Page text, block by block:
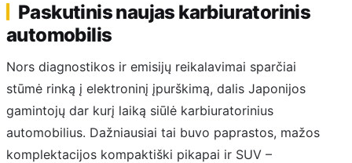
Paskutinis naujas karbiuratorinis
automobilis
Nors diagnostikos ir emisijų reikalavimai sparčiai
stūmė rinką į elektroninį įpurškimą, dalis Japonijos
gamintojų dar kurį laiką siūlė karbiuratorinius
automobilius. Dažniausiai tai buvo paprastos, mažos
komplektacijos kompaktiški pikapai ir SUV –